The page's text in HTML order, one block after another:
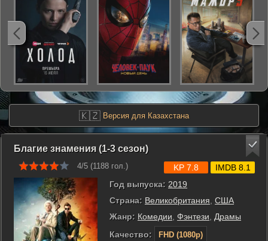
🇰🇿 Версия для Казахстана
Благие знамения (1-3 сезон)
4/5 (1188 гол.)
Год выпуска: 2019
Страна: Великобритания США
Жанр: Комедии Фэнтези
Драмы
Качество:
FHD (1080p)
KP 7.8 IMDB 8.1